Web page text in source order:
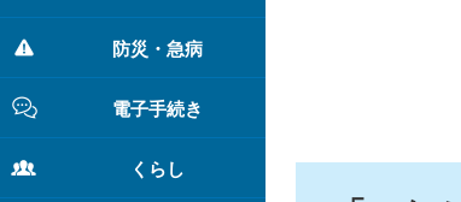
防災・急病
電子手続き
くらし